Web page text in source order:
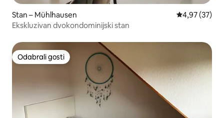
Stan – Mühlhausen Prosječna
4,97 (37)
Ekskluzivan dvokondominijski stan
Odabrali gosti
Odabrali gosti